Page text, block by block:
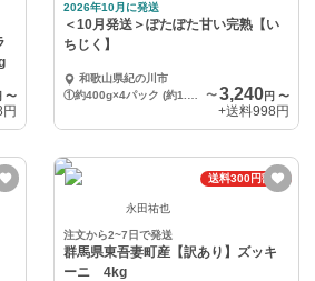
〜
2026年10月に発送
＜10月発送＞ぽたぽた甘い完熟【い
ちじく】
和歌山県紀の川市
〜3,240円〜
+送料998円
送料300円割引
永田祐也
注文から2~7日で発送
群馬県東吾妻町産【訳あり】ズッキ
ーニ 4kg